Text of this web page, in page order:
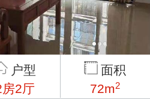
户型
房2厅
面积
72m2